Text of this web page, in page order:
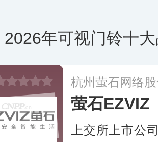
2026年可视门铃十
杭州萤石网络
萤石EZVIZ
上交所上市公